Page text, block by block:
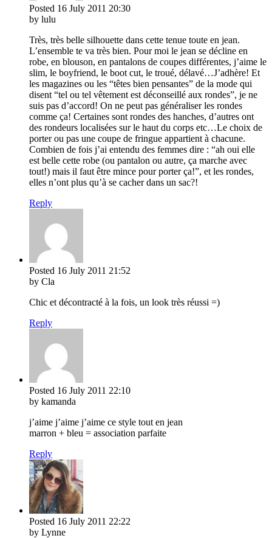
Posted 16 July 2011 20:30
by lulu
Très, très belle silhouette dans cette tenue toute en jean.
L’ensemble te va très bien. Pour moi le jean se décline en
robe, en blouson, en pantalons de coupes différentes, j’aime le
slim, le boyfriend, le boot cut, le troué, délavé…J’adhère! Et
les magazines ou les “têtes bien pensantes” de la mode qui
disent “tel ou tel vêtement est déconseillé aux rondes”, je ne
suis pas d’accord! On ne peut pas généraliser les rondes
comme ça! Certaines sont rondes des hanches, d’autres ont
des rondeurs localisées sur le haut du corps etc…Le choix de
porter ou pas une coupe de fringue appartient à chacune.
Combien de fois j’ai entendu des femmes dire : “ah oui elle
est belle cette robe (ou pantalon ou autre, ça marche avec
tout!) mais il faut être mince pour porter ça!”, et les rondes,
elles n’ont plus qu’à se cacher dans un sac?!
Reply
Posted 16 July 2011 21:52
by Cla
Chic et décontracté à la fois, un look très réussi =)
Reply
Posted 16 July 2011 22:10
by kamanda
j’aime j’aime j’aime ce style tout en jean
marron + bleu = association parfaite
Reply
Posted 16 July 2011 22:22
by Lynne